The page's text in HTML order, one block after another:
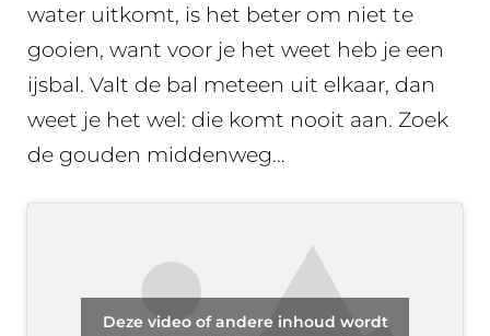
water uitkomt, is het beter om niet te
gooien, want voor je het weet heb je een
ijsbal. Valt de bal meteen uit elkaar, dan
weet je het wel: die komt nooit aan. Zoek
de gouden middenweg…
Deze video of andere inhoud wordt